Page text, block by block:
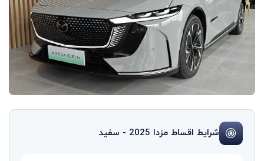
شرایط اقساط مزدا 2025 - سفید